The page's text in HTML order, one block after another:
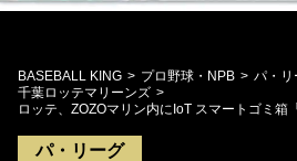
BASEBALL KING プロ野球・NPB
パ・リ
千葉ロッテマリーンズ
ロッテ、ZOZOマリン内にIoT スマートゴミ箱
パ・リーグ